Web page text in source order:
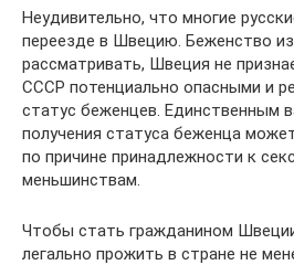
Неудивительно, что многие
переезде в Швецию. Беженство
рассматривать, Швеция не
СССР потенциально опасными и
статус беженцев. Единственным
получения статуса беженца
по причине принадлежности к
меньшинствам.
Чтобы стать гражданином
легально прожить в стране не